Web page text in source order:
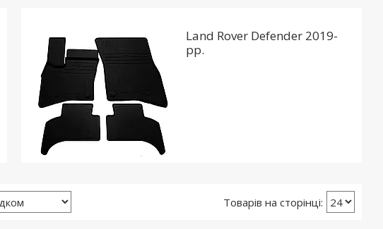
Land Rover Defender 2019-
рр.